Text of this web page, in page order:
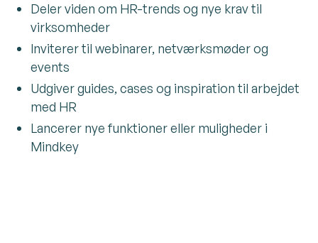
Deler viden om HR-trends og nye krav til
virksomheder
Inviterer til webinarer, netværksmøder og
events
Udgiver guides, cases og inspiration til arbejdet
med HR
Lancerer nye funktioner eller muligheder i
Mindkey